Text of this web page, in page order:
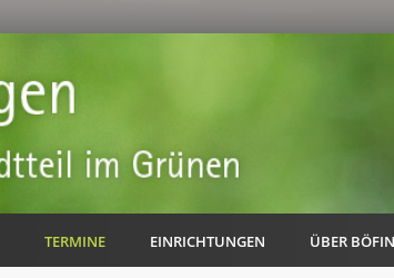
TERMINE EINRICHTUNGEN ÜBER